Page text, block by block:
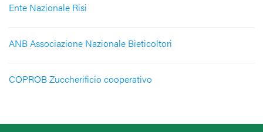
Ente Nazionale Risi
ANB Associazione Nazionale Bieticoltori
COPROB Zuccherificio cooperativo